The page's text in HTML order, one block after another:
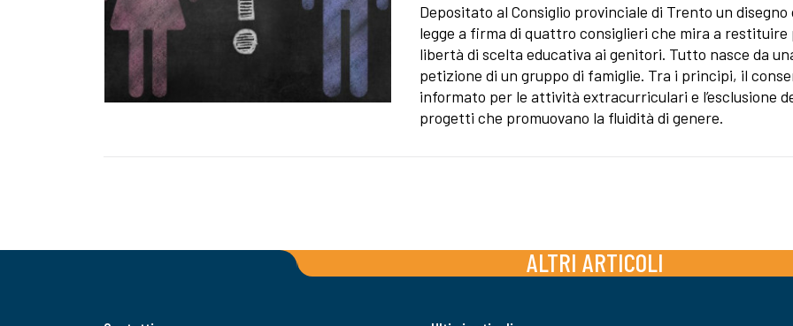
Depositato al Consiglio provinciale di Trento un disegno
legge a firma di quattro consiglieri che mira a restituire
libertà di scelta educativa ai genitori. Tutto nasce da
petizione di un gruppo di famiglie. Tra i principi, il
informato per le attività extracurriculari e l’esclusione
progetti che promuovano la fluidità di genere.
ALTRI ARTICOLI